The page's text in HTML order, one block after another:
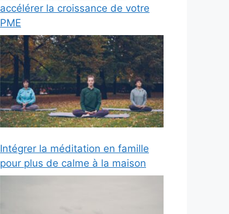
accélérer la croissance de votre
PME
Intégrer la méditation en famille
pour plus de calme à la maison